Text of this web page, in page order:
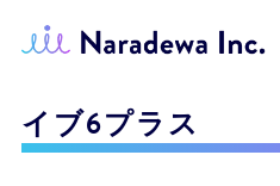
イブ6プラス